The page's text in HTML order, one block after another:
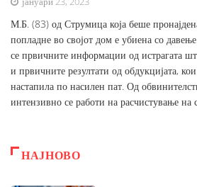
М.Б. (83) од Струмица која беше
попладне во својот дом е убиена со
се првичните информации од истрагата
и првичните резултати од обдукцијата,
настапила по насилен пат. Од
интензивно се работи на расчистување на
НАЈНОВО